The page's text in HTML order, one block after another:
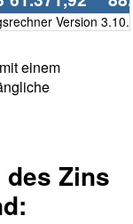
Version 3.10.
einem
Zins